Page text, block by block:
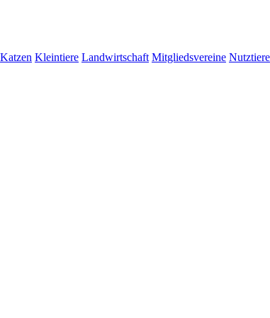
Katzen Kleintiere Landwirtschaft Mitgliedsvereine Nutztiere